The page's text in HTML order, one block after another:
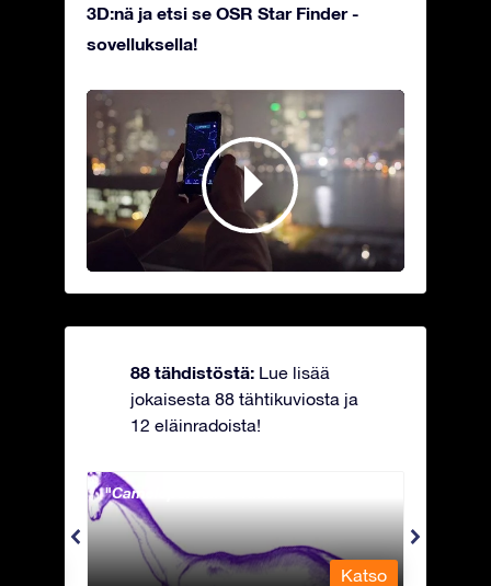
3D:nä ja etsi se OSR Star Finder -
sovelluksella!
88 tähdistöstä: Lue lisää
jokaisesta 88 tähtikuviosta ja
12 eläinradoista!
Camelopardalis - Kirahvi
Katso